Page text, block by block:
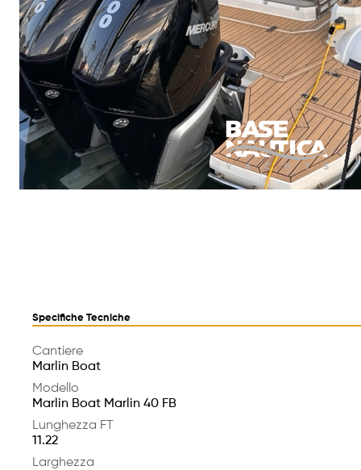
Specifiche Tecniche
Cantiere
Marlin Boat
Modello
Marlin Boat Marlin 40 FB
Lunghezza FT
11.22
Larghezza